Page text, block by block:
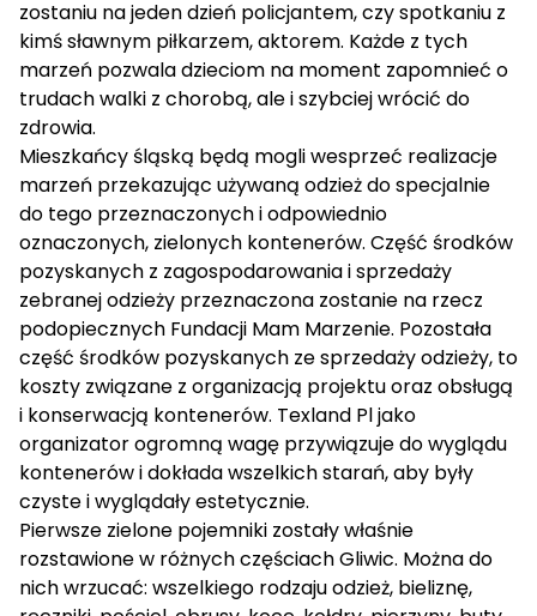
zostaniu na jeden dzień policjantem, czy spotkaniu z
kimś sławnym piłkarzem, aktorem. Każde z tych
marzeń pozwala dzieciom na moment zapomnieć o
trudach walki z chorobą, ale i szybciej wrócić do
zdrowia.
Mieszkańcy śląską będą mogli wesprzeć realizacje
marzeń przekazując używaną odzież do specjalnie
do tego przeznaczonych i odpowiednio
oznaczonych, zielonych kontenerów. Część środków
pozyskanych z zagospodarowania i sprzedaży
zebranej odzieży przeznaczona zostanie na rzecz
podopiecznych Fundacji Mam Marzenie. Pozostała
część środków pozyskanych ze sprzedaży odzieży, to
koszty związane z organizacją projektu oraz obsługą
i konserwacją kontenerów. Texland Pl jako
organizator ogromną wagę przywiązuje do wyglądu
kontenerów i dokłada wszelkich starań, aby były
czyste i wyglądały estetycznie.
Pierwsze zielone pojemniki zostały właśnie
rozstawione w różnych częściach Gliwic. Można do
nich wrzucać: wszelkiego rodzaju odzież, bieliznę,